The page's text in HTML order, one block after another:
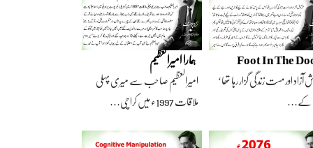
Foot In The
آزاد اور مست زندگی گزار رہا تھا‘
کے…
ہمارا امیرالعظیم
امیرالعظیم صاحب سے میری پہلی
ملاقات 1997ء میں کراچی…